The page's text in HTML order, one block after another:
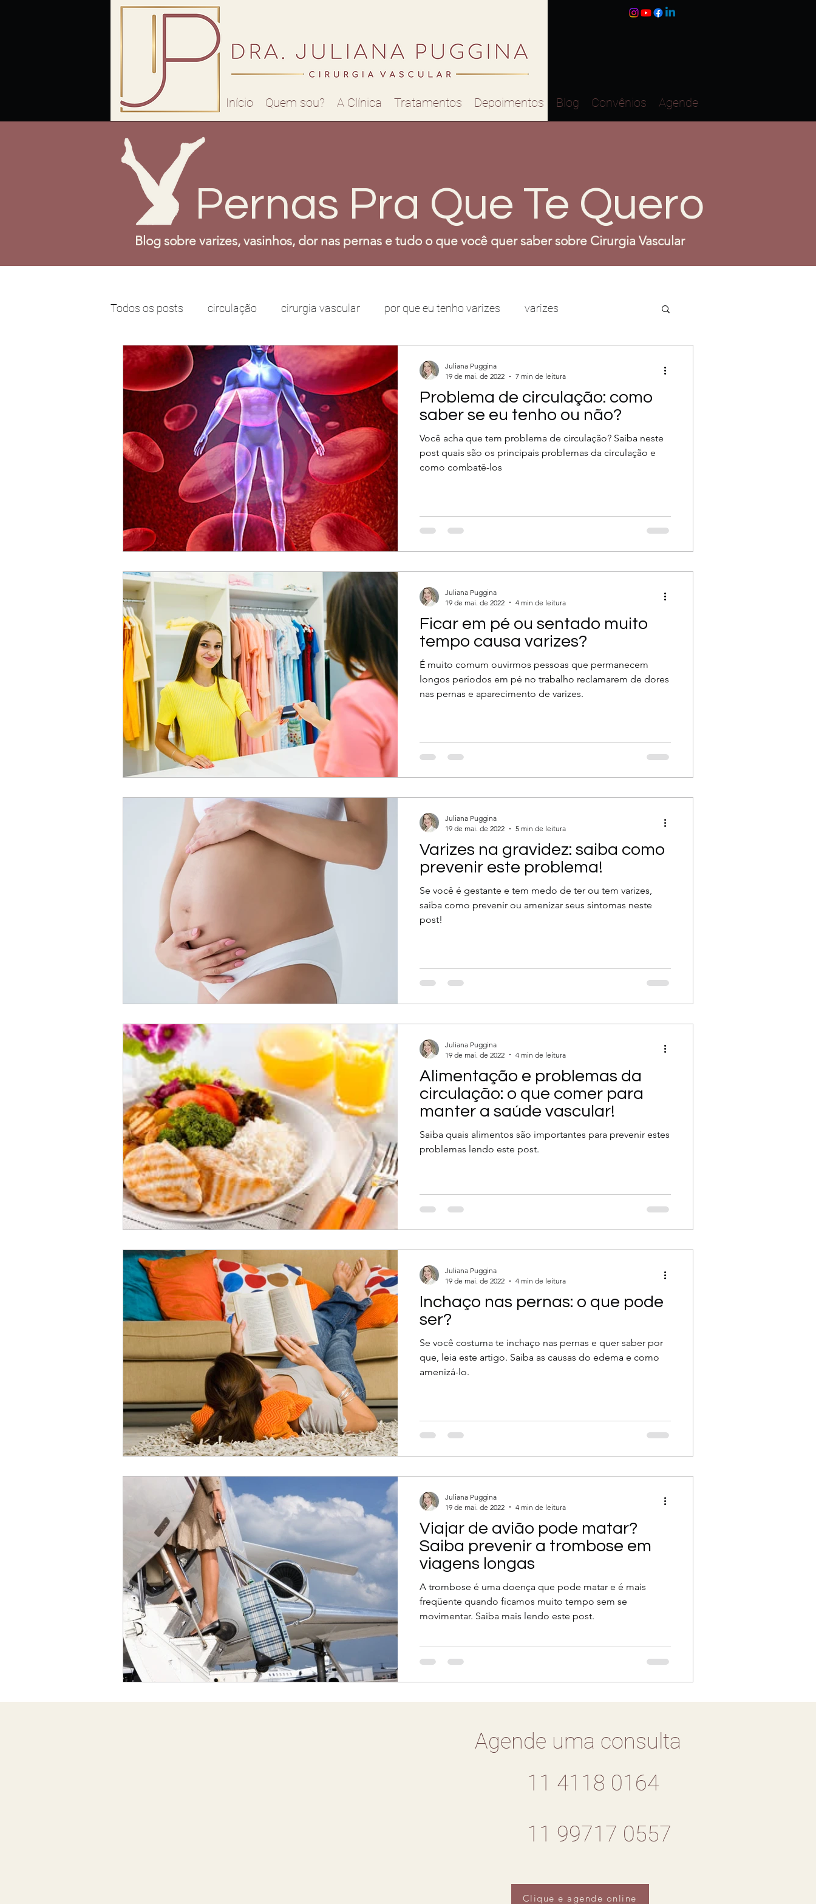
Início Quem sou? A Clínica Tratamentos Depoimentos Blog Convênios Agende
Todos os posts circulação cirurgia vascular por que eu tenho varizes varizes
problema de circulação má circulação varizes nas pernas
laser para vasinhos laser para varizes vasinhos nas pernas telangiectasias
espuma para varizes inchaço nas pernas linfedema edema obstrução arterial
dor para caminhar dor nas pernas creme para varizes
atividade física trombose TVP embolia pulmonar TEP anticoagulantes
cirurgia para varizes alimentação
Problema de circulação: como
saber se eu tenho ou não?
Você acha que tem problema de circulação? Saiba neste
post quais são os principais problemas da circulação e
como combatê-los
Juliana Puggina
19 de mai. de 2022
7 min de leitura
Ficar em pé ou sentado muito
tempo causa varizes?
É muito comum ouvirmos pessoas que permanecem
longos períodos em pé no trabalho reclamarem de dores
nas pernas e aparecimento de varizes.
Juliana Puggina
19 de mai. de 2022
4 min de leitura
Varizes na gravidez: saiba como
prevenir este problema!
Se você é gestante e tem medo de ter ou tem varizes,
saiba como prevenir ou amenizar seus sintomas neste
post!
Juliana Puggina
19 de mai. de 2022
5 min de leitura
Alimentação e problemas da
circulação: o que comer para
manter a saúde vascular!
Saiba quais alimentos são importantes para prevenir estes
problemas lendo este post.
Juliana Puggina
19 de mai. de 2022
4 min de leitura
Inchaço nas pernas: o que pode
ser?
Se você costuma te inchaço nas pernas e quer saber por
que, leia este artigo. Saiba as causas do edema e como
amenizá-lo.
Juliana Puggina
19 de mai. de 2022
4 min de leitura
Viajar de avião pode matar?
Saiba prevenir a trombose em
viagens longas
A trombose é uma doença que pode matar e é mais
freqüente quando ficamos muito tempo sem se
movimentar. Saiba mais lendo este post.
Juliana Puggina
19 de mai. de 2022
4 min de leitura
Pernas Pra Que Te Quero
Blog sobre varizes, vasinhos, dor nas pernas e tudo o que você quer saber sobre Cirurgia Vascular
Agende uma consulta
11 4118 0164
11 99717 0557
Clique e agende online